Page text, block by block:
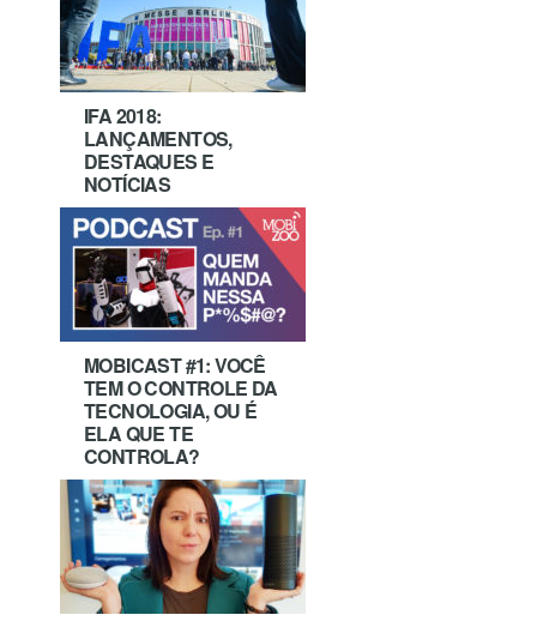
IFA 2018:
LANÇAMENTOS,
DESTAQUES E
NOTÍCIAS
MOBICAST #1: VOCÊ
TEM O CONTROLE DA
TECNOLOGIA, OU É
ELA QUE TE
CONTROLA?